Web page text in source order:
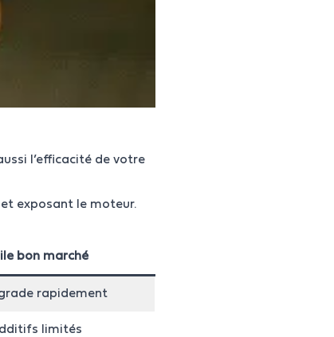
l’efficacité de votre
exposant le moteur.
bon marché
rapidement
limités